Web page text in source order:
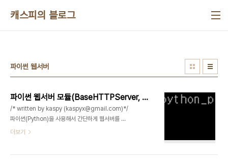
캐스피의 블로그
파이썬 웹서버
파이썬 웹서버 모듈(BaseHTTPServer, SimpleHTTPServer) 사용하기
/* written by kaspy (kaspyx@gmail.com)*/
파이썬(Python)을 사용해서 간단하게 웹서버를 구
축할수 있습니다. 이번 포스팅에서는 파이썬을 이용
더보기